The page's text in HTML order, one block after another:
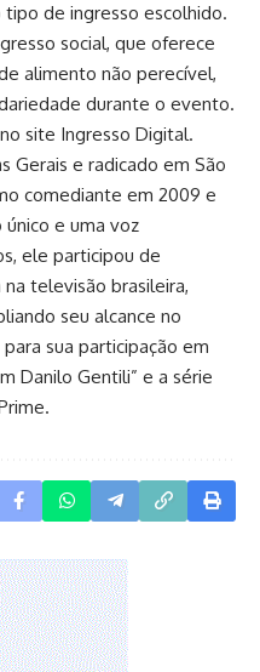
de ingresso escolhido.
social, que oferece
alimento não perecível,
durante o evento.
site Ingresso Digital.
Gerais e radicado em São
comediante em 2009 e
e uma voz
ele participou de
televisão brasileira,
seu alcance no
sua participação em
Danilo Gentili” e a série